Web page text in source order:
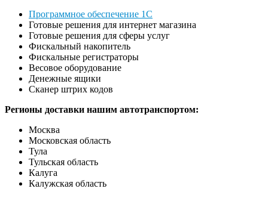
Программное обеспечение 1С
Готовые решения для интернет магазина
Готовые решения для сферы услуг
Фискальный накопитель
Фискальные регистраторы
Весовое оборудование
Денежные ящики
Сканер штрих кодов
Регионы доставки нашим автотранспортом:
Москва
Московская область
Тула
Тульская область
Калуга
Калужская область